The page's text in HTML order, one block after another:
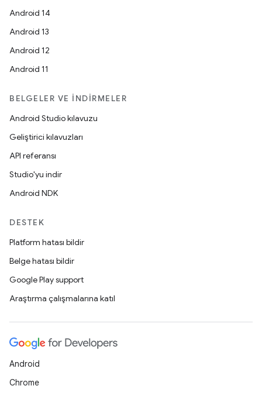
Android 14
Android 13
Android 12
Android 11
BELGELER VE İNDIRMELER
Android Studio kılavuzu
Geliştirici kılavuzları
API referansı
Studio'yu indir
Android NDK
DESTEK
Platform hatası bildir
Belge hatası bildir
Google Play support
Araştırma çalışmalarına katıl
Android
Chrome